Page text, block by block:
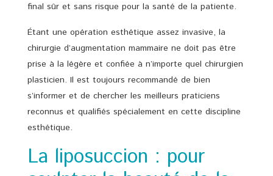
final sûr et sans risque pour la santé de la patiente.
Étant une opération esthétique assez invasive, la
chirurgie d’augmentation mammaire ne doit pas être
prise à la légère et confiée à n’importe quel chirurgien
plasticien. Il est toujours recommandé de bien
s’informer et de chercher les meilleurs praticiens
reconnus et qualifiés spécialement en cette discipline
esthétique.
La liposuccion : pour